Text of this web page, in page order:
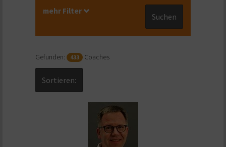
Suchen
mehr Filter
Gefunden: 433 Coaches
Sortieren: